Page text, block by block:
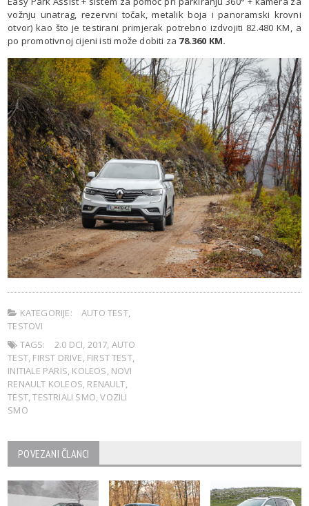
vožnju unatrag, rezervni točak, metalik boja i panoramski krovni
otvor) kao što je testirani primjerak potrebno izdvojiti 82.480 KM, a
po promotivnoj cijeni isti može dobiti za 78.360 KM.
KATEGORIJE: AUTO TEST,
TESTOVI
TAGS:
2.0 DCI, 2017, AUTO
TEST, FIRST DRIVE, FIRST TEST,
INITIALE PARIS, KOLEOS, NOVI
RENAULT KOLEOS, RENAULT,
TEST,TESTRIALI SMO,VOZILI
SMO
POVEZANI ČLANCI